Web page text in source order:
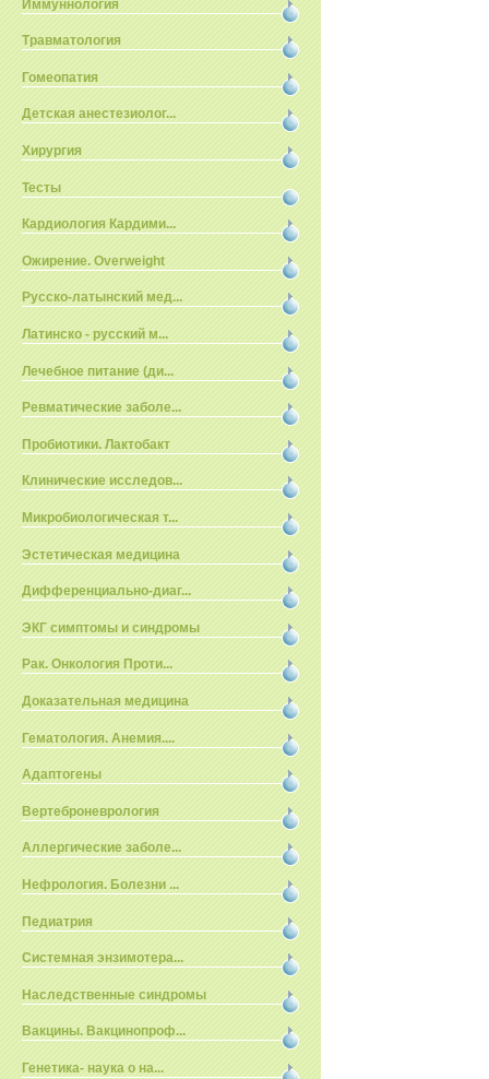
Иммуннология
Травматология
Гомеопатия
Детская анестезиолог...
Хирургия
Тесты
Кардиология Кардими...
Ожирение. Overweight
Русско-латынский мед...
Латинско - русский м...
Лечебное питание (ди...
Ревматические заболе...
Пробиотики. Лактобакт
Клинические исследов...
Микробиологическая т...
Эстетическая медицина
Дифференциально-диаг...
ЭКГ симптомы и синдромы
Рак. Онкология Проти...
Доказательная медицина
Гематология. Анемия....
Адаптогены
Вертеброневрология
Аллергические заболе...
Нефрология. Болезни ...
Педиатрия
Системная энзимотера...
Наследственные синдромы
Вакцины. Вакцинопроф...
Генетика- наука о на...